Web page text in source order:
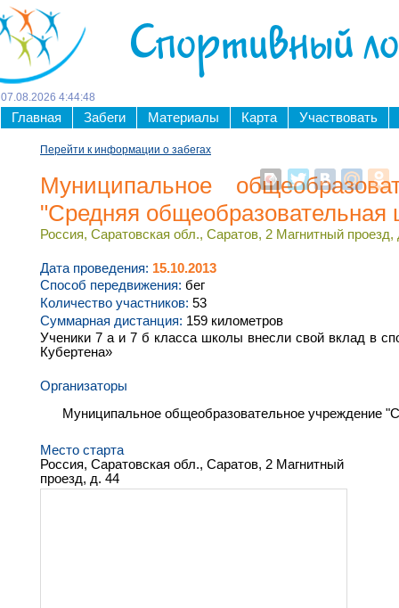
Спортивный
07 08 2026 4:44:49
Главная Забеги Материалы Карта Участвовать
Перейти к информации о забегах
Муниципальное
"Средняя
Россия, Саратовская обл., Саратов, 2 Магнитный проезд,
Дата проведения: 15.10.2013
Способ передвижения: бег
Количество участников: 53
Суммарная дистанция: 159 километров
Ученики 7 а и 7 б класса школы внесли свой вклад в
Кубертена»
Организаторы
Муниципальное общеобразовательное учреждение
Место старта
Россия, Саратовская обл., Саратов, 2 Магнитный
проезд, д. 44